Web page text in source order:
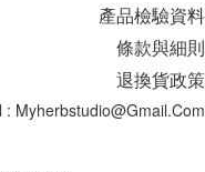
產品檢驗資料
條款與細則
退換貨政策
: Myherbstudio@gmail.com